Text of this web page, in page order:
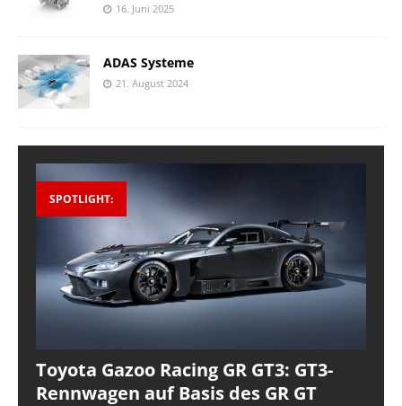
16. Juni 2025
ADAS Systeme
21. August 2024
SPOTLIGHT:
Toyota Gazoo Racing GR GT3: GT3-
Rennwagen auf Basis des GR GT